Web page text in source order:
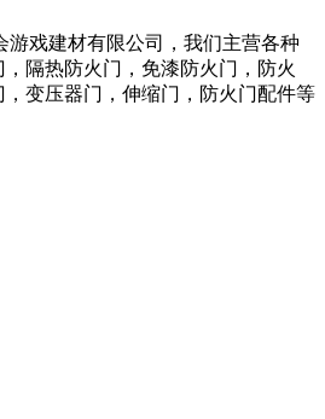
游戏建材有限公司，我们主营各种
隔热防火门，免漆防火门，防火
变压器门，伸缩门，防火门配件等